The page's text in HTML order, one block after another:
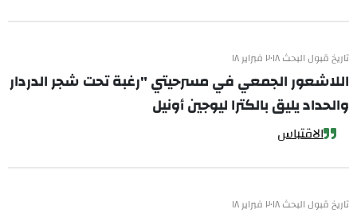
تاريخ قبول البحث ٢٠١٨ فبراير ١٨
اللاشعور الجمعي في مسرحيتي "رغبة تحت شجر الدردار
والحداد يليق بالكترا ليوجين أونيل
الاقتباس
تاريخ قبول البحث ٢٠١٨ فبراير ١٨